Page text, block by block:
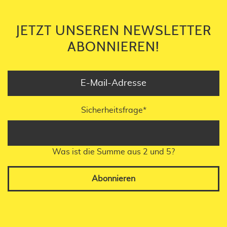
JETZT UNSEREN NEWSLETTER
ABONNIEREN!
Sicherheitsfrage*
Was ist die Summe aus 2 und 5?
Abonnieren